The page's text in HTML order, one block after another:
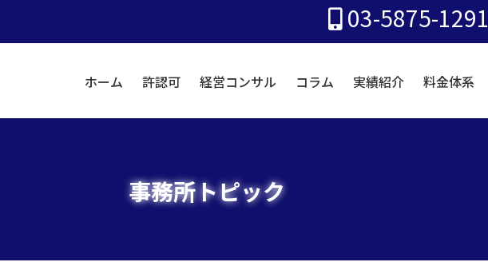
03-5875-1291
ホーム 許認可 経営コンサル コラム 実績紹介 料金体系
事務所トピック